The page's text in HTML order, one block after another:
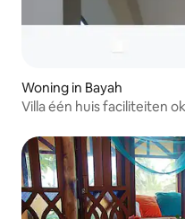
Woning in Bayah
Villa één huis faciliteiten ok